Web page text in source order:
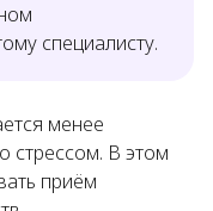
специалисту.
менее
стрессом. В этом
приём